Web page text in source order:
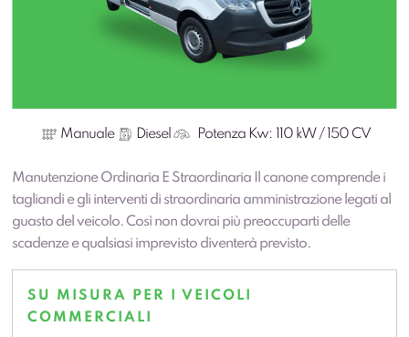
Manuale Diesel Potenza Kw: 110 kW / 150 CV
Manutenzione Ordinaria E Straordinaria Il canone comprende i
tagliandi e gli interventi di straordinaria amministrazione legati al
guasto del veicolo. Così non dovrai più preoccuparti delle
scadenze e qualsiasi imprevisto diventerà previsto.
SU MISURA PER I VEICOLI
COMMERCIALI